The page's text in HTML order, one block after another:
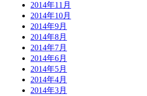
2014年11月
2014年10月
2014年9月
2014年8月
2014年7月
2014年6月
2014年5月
2014年4月
2014年3月